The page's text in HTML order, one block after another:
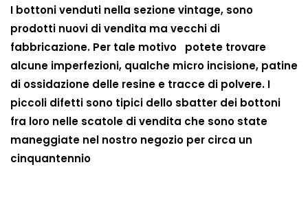
I bottoni venduti nella sezione vintage, sono
prodotti nuovi di vendita ma vecchi di
fabbricazione. Per tale motivo potete trovare
alcune imperfezioni, qualche micro incisione, patine
di ossidazione delle resine e tracce di polvere. I
piccoli difetti sono tipici dello sbatter dei bottoni
fra loro nelle scatole di vendita che sono state
maneggiate nel nostro negozio per circa un
cinquantennio